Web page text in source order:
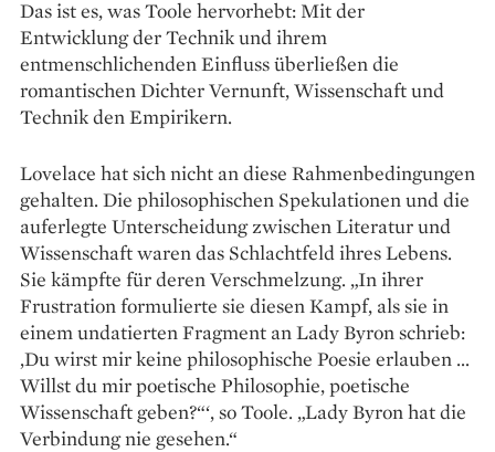
Das ist es, was Toole hervorhebt: Mit der
Entwicklung der Technik und ihrem
entmenschlichenden Einfluss über­ließen die
romantischen Dichter Vernunft, Wissenschaft und
Technik den Empirikern.
Lovelace hat sich nicht an diese Rahmenbedingungen
gehalten. Die philosophischen Spekulationen und die
auferlegte Unterscheidung zwischen Literatur und
Wissenschaft waren das Schlachtfeld ihres Lebens.
Sie kämpfte für deren Verschmelzung. „In ihrer
Frustration formulierte sie diesen Kampf, als sie in
einem undatierten Fragment an Lady Byron schrieb:
,Du wirst mir keine philosophische Poesie erlauben …
Willst du mir poetische Philosophie, poetische
Wissenschaft geben?“‘, so Toole. „Lady Byron hat die
Verbindung nie gesehen.“